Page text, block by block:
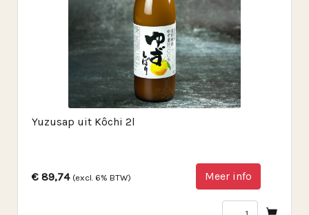
Yuzusap uit Kôchi 2l
€ 89,74 (excl. 6% BTW) Meer info